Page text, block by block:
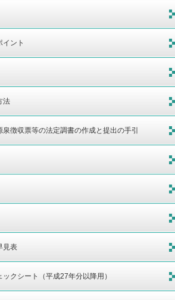
ント
法
徴収票等の法定調書の作成と提出の手引
表
クシート（平成27年分以降用）